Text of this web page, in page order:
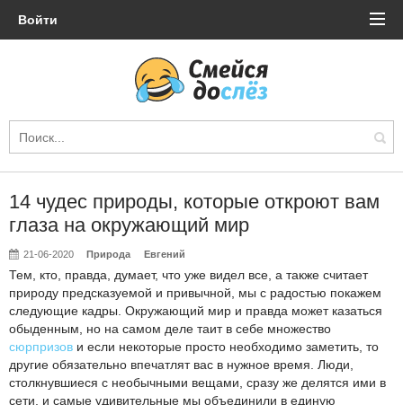
Войти
14 чудес природы, которые откроют вам
глаза на окружающий мир
21-06-2020 Природа Евгений
Тем, кто, правда, думает, что уже видел все, а также считает
природу предсказуемой и привычной, мы с радостью покажем
следующие кадры. Окружающий мир и правда может казаться
обыденным, но на самом деле таит в себе множество
сюрпризов и если некоторые просто необходимо заметить, то
другие обязательно впечатлят вас в нужное время. Люди,
столкнувшиеся с необычными вещами, сразу же делятся ими в
сети, и самые удивительные мы объединили в единую